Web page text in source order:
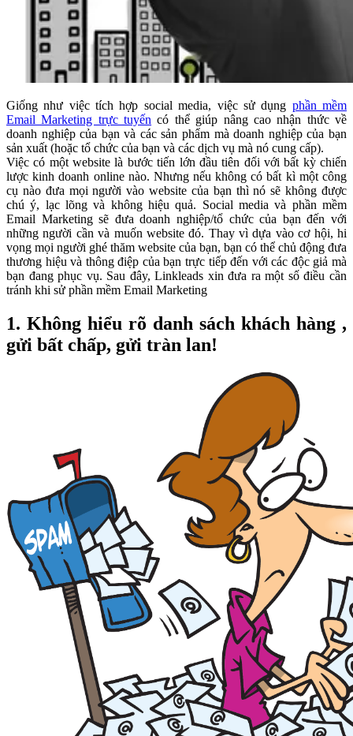
Giống như việc tích hợp social media, việc sử dụng phần mềm
Email Marketing trực tuyến có thể giúp nâng cao nhận thức về
doanh nghiệp của bạn và các sản phẩm mà doanh nghiệp của bạn
sản xuất (hoặc tổ chức của bạn và các dịch vụ mà nó cung cấp).
Việc có một website là bước tiến lớn đầu tiên đối với bất kỳ chiến
lược kinh doanh online nào. Nhưng nếu không có bất kì một công
cụ nào đưa mọi người vào website của bạn thì nó sẽ không được
chú ý, lạc lõng và không hiệu quả. Social media và phần mềm
Email Marketing sẽ đưa doanh nghiệp/tổ chức của bạn đến với
những người cần và muốn website đó. Thay vì dựa vào cơ hội, hi
vọng mọi người ghé thăm website của bạn, bạn có thể chủ động đưa
thương hiệu và thông điệp của bạn trực tiếp đến với các độc giả mà
bạn đang phục vụ. Sau đây, Linkleads xin đưa ra một số điều cần
tránh khi sử phần mềm Email Marketing
1. Không hiểu rõ danh sách khách hàng ,
gửi bất chấp, gửi tràn lan!